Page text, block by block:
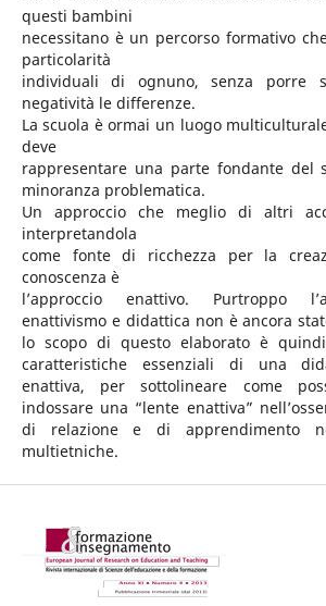
questi bambini
necessitano è un percorso formativo
particolarità
individuali di ognuno, senza porre
negatività le differenze.
La scuola è ormai un luogo
deve
rappresentare una parte fondante del
minoranza problematica.
Un approccio che meglio di altri
interpretandola
come fonte di ricchezza per la
conoscenza è
l’approccio enattivo. Purtroppo
enattivismo e didattica non è ancora
lo scopo di questo elaborato è
caratteristiche essenziali di una
enattiva, per sottolineare come
indossare una “lente enattiva”
di relazione e di apprendimento
multietniche.